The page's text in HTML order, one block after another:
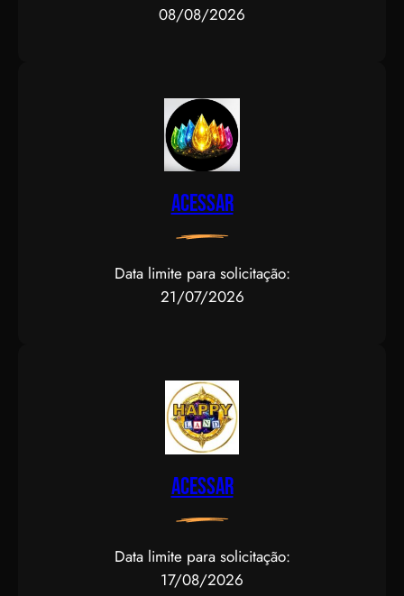
08/08/2026
Acessar
Data limite para solicitação:
21/07/2026
Acessar
Data limite para solicitação:
17/08/2026